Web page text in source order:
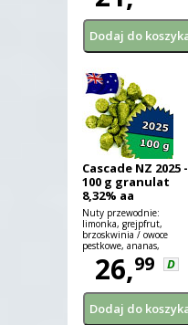
Cascade NZ 2025 -
100 g granulat
8,32% aa
Nuty przewodnie:
limonka, grejpfrut,
brzoskwinia / owoce
pestkowe, ananas,
marakuja, sosna
26,99 D